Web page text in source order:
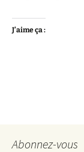
J’aime ça :
Abonnez-vous